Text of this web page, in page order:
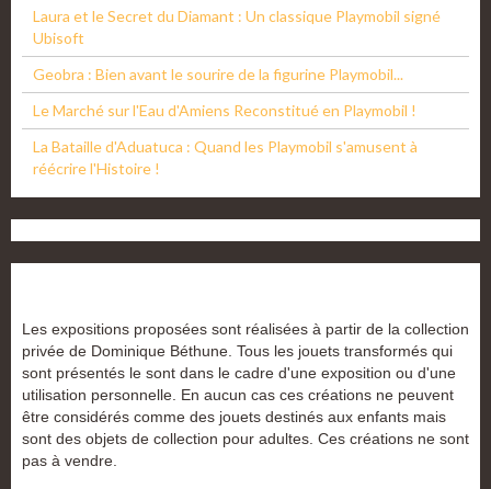
Laura et le Secret du Diamant : Un classique Playmobil signé
Ubisoft
Geobra : Bien avant le sourire de la figurine Playmobil...
Le Marché sur l'Eau d'Amiens Reconstitué en Playmobil !
La Bataille d'Aduatuca : Quand les Playmobil s'amusent à
réécrire l'Histoire !
Les expositions proposées sont réalisées à partir de la collection
privée de Dominique Béthune. Tous les jouets transformés qui
sont présentés le sont dans le cadre d'une exposition ou d'une
utilisation personnelle. En aucun cas ces créations ne peuvent
être considérés comme des jouets destinés aux enfants mais
sont des objets de collection pour adultes. Ces créations ne sont
pas à vendre.